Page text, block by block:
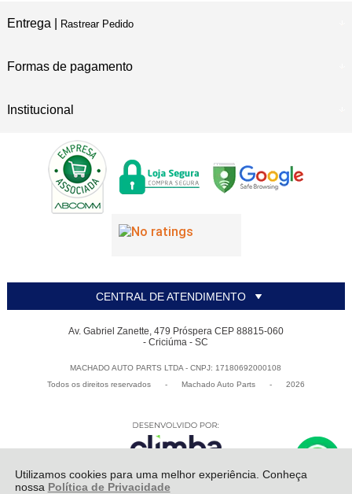
Utilizamos cookies para uma melhor experiência. Conheça
nossa Política de Privacidade
Entrega | Rastrear Pedido
Formas de pagamento
Institucional
CENTRAL DE ATENDIMENTO
Av. Gabriel Zanette, 479 Próspera CEP 88815-060
- Criciúma - SC
MACHADO AUTO PARTS LTDA - CNPJ: 17180692000108
Todos os direitos reservados
- Machado Auto Parts - 2026